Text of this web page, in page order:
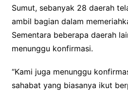
Sumut, sebanyak 28 daerah
ambil bagian dalam
Sementara beberapa daerah
menunggu konfirmasi.
“Kami juga menunggu
sahabat yang biasanya ikut